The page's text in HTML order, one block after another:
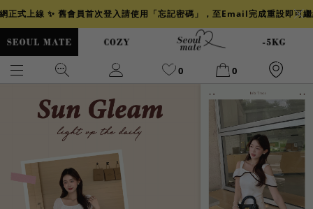
正式上線 ✨ 舊會員首次登入請使用「忘記密碼」，至Email完成重設即可
0 0
舒芙蕾
小香風 透膚